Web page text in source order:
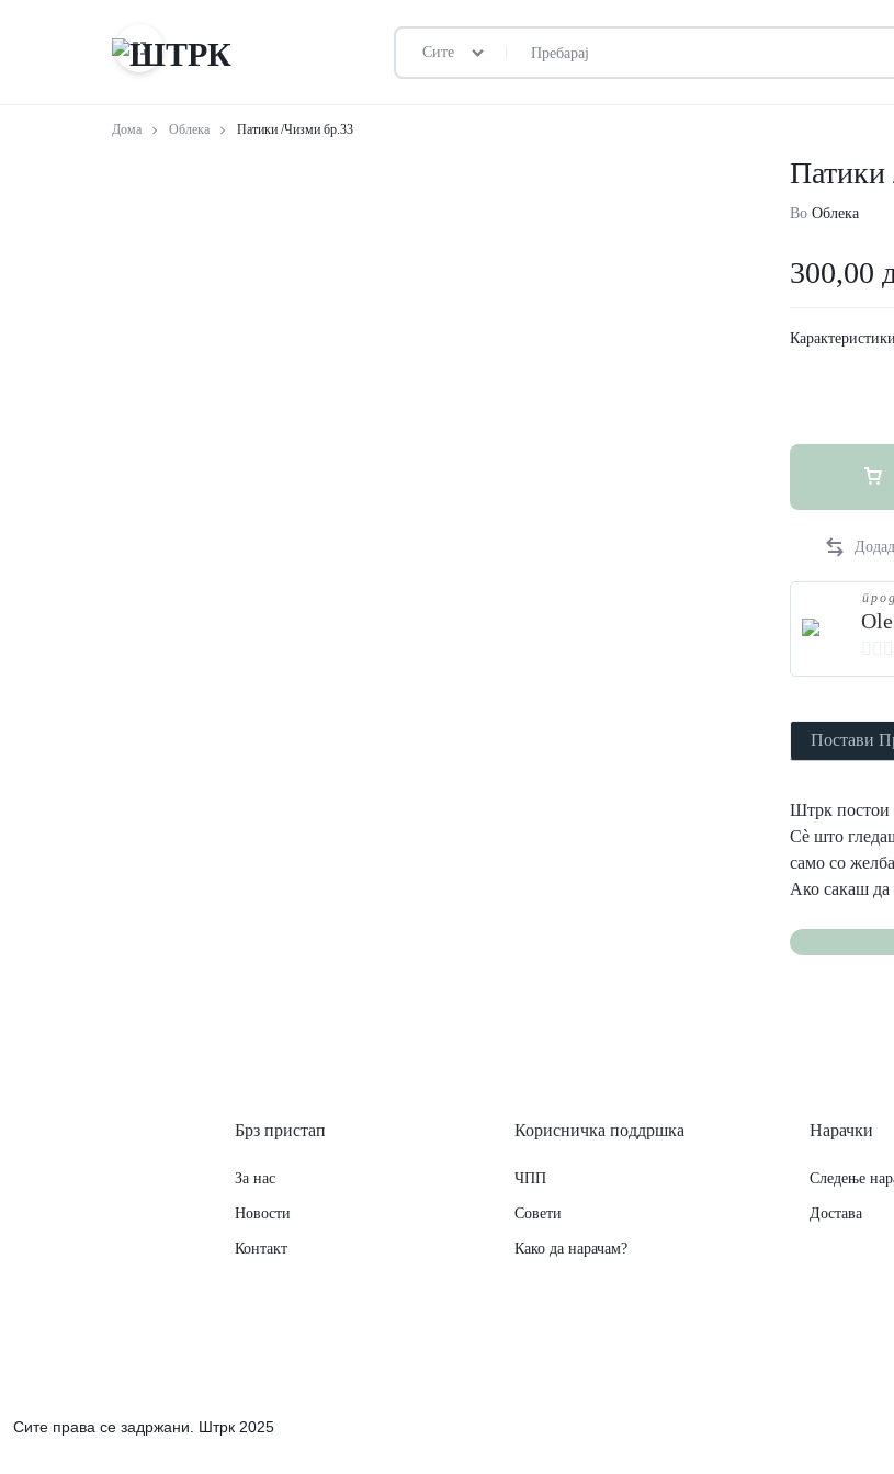
Сите
Дома Облека Патики /Чизми бр.33
Патики
ВоОблека
300,00
Карактеристики
0
t
f
5
Постави
Штрк постои
Сè што
само со
Ако сакаш
Брз пристап
За нас
Новости
Контакт
Корисничка поддршка
ЧПП
Совети
Како да нарачам?
Нарачки
Следење
Достава
Сите права се задржани. Штрк 2025